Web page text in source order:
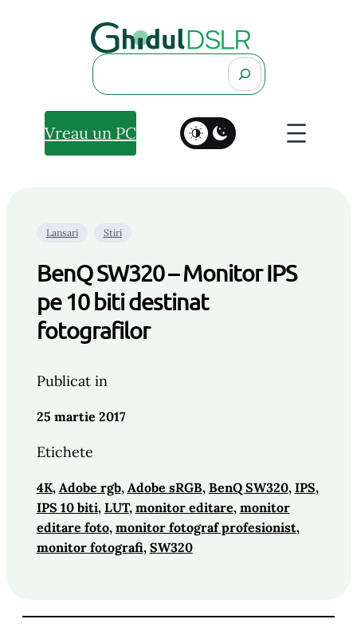
Search
Vreau un PC
Lansari Stiri
BenQ SW320 – Monitor IPS
pe 10 biti destinat
fotografilor
Publicat in
25 martie 2017
Etichete
4K, Adobe rgb, Adobe sRGB, BenQ SW320, IPS ,
IPS 10 biti, LUT, monitor editare, monitor
editare foto, monitor fotograf profesionist ,
monitor fotografi, SW320